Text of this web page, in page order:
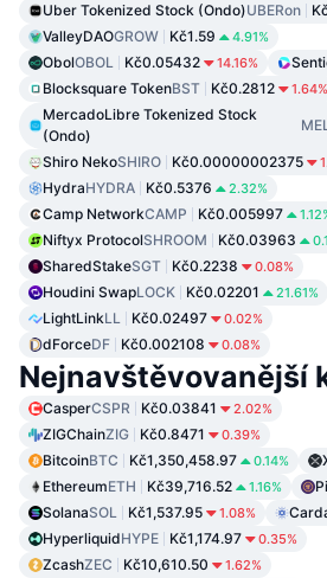
Uber Tokenized Stock (Ondo)UBERon
ValleyDAOGROW Kč1.59 4.91%
ObolOBOL Kč0.05432 14.16%
Blocksquare TokenBST Kč0.2812 1.64%
MercadoLibre Tokenized Stock
(Ondo)
Shiro NekoSHIRO Kč0.00000002375
HydraHYDRA Kč0.5376 2.32%
Camp NetworkCAMP Kč0.005997
Niftyx ProtocolSHROOM Kč0.03963
SharedStakeSGT Kč0.2238 0.08%
Houdini SwapLOCK Kč0.02201 21.61%
LightLinkLL Kč0.02497 0.02%
dForceDF Kč0.002108 0.08%
Nejnavštěvovanější
CasperCSPR Kč0.03841 2.02%
ZIGChainZIG Kč0.8471 0.39%
BitcoinBTC Kč1,350,458.97 0.14%
EthereumETH Kč39,716.52 1.16% Pi
SolanaSOL Kč1,537.95 1.08%
HyperliquidHYPE Kč1,174.97 0.35%
ZcashZEC Kč10,610.50 1.62%